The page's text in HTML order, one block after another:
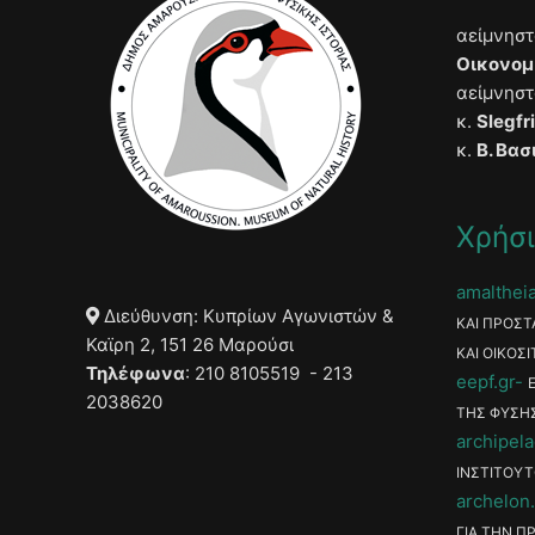
Διεύθυνση: Κυπρίων Αγωνιστών &
Καϊρη 2, 151 26 Μαρούσι
Τηλέφωνα: 210 8105519 - 213
2038620
κ.
κ. Β.
ΚΑΙ
ΚΑΙ
eepf.gr
ΤΗΣ